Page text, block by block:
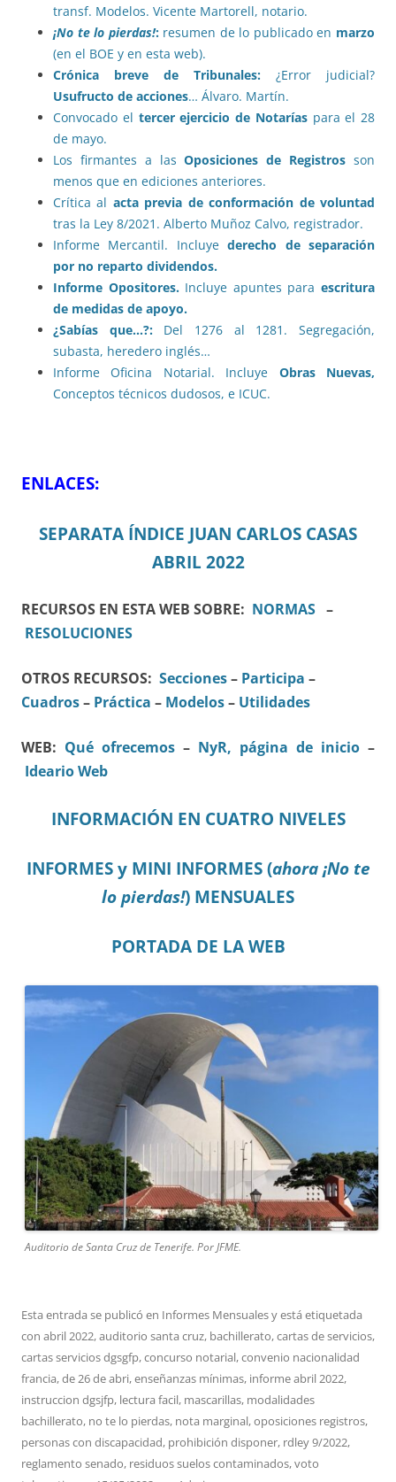
transf. Modelos. Vicente Martorell, notario.
¡No te lo pierdas!: resumen de lo publicado en marzo
(en el BOE y en esta web).
Crónica breve de Tribunales: ¿Error judicial?
Usufructo de acciones… Álvaro. Martín.
Convocado el tercer ejercicio de Notarías para el 28
de mayo.
Los firmantes a lasOposiciones de Registrosson
menos que en ediciones anteriores.
Crítica al acta previa de conformación de voluntad
tras la Ley 8/2021. Alberto Muñoz Calvo, registrador.
Informe Mercantil. Incluyederecho de separación
por no reparto dividendos.
Informe Opositores. Incluye apuntes paraescritura
de medidas de apoyo.
¿Sabías que…?: Del 1276 al 1281. Segregación,
subasta, heredero inglés…
Informe Oficina Notarial. Incluye Obras Nuevas,
Conceptos técnicos dudosos, e ICUC.
ENLACES:
SEPARATA ÍNDICE JUAN CARLOS CASAS
ABRIL 2022
RECURSOS EN ESTA WEB SOBRE: NORMAS –
RESOLUCIONES
OTROS RECURSOS: Secciones– Participa –
Cuadros– Práctica – Modelos– Utilidades
WEB: Qué ofrecemos – NyR, página de inicio –
Ideario Web
INFORMACIÓN EN CUATRO NIVELES
INFORMES y MINI INFORMES (ahora ¡No te
lo pierdas!) MENSUALES
PORTADA DE LA WEB
Auditorio de Santa Cruz de Tenerife. Por JFME.
Esta entrada se publicó en Informes Mensualesy está etiquetada
con abril 2022,auditorio santa cruz, bachillerato,cartas de servicios,
cartas servicios dgsgfp,concurso notarial,convenio nacionalidad
francia,de 26 de abri,enseñanzas mínimas, informe abril 2022,
instruccion dgsjfp, lectura facil, mascarillas, modalidades
bachillerato, no te lo pierdas, nota marginal,oposiciones registros,
personas con discapacidad, prohibición disponer, rdley 9/2022,
reglamento senado, residuos suelos contaminados,voto